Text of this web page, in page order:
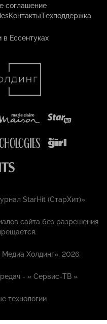
соглашение
КонтактыТехподдержка
в Ессентуках
StarHit (СтарХит)»
сайта без разрешения
Холдинг», 2026.
- «Сервис-ТВ »
технологии